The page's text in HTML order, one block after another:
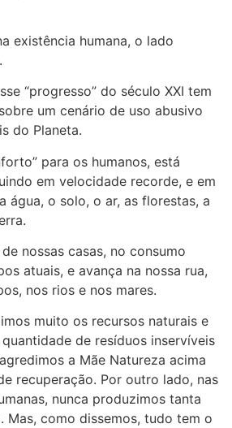
existência humana, o lado
“progresso” do século XXI tem
um cenário de uso abusivo
do Planeta.
para os humanos, está
em velocidade recorde, e em
água, o solo, o ar, as florestas, a
nossas casas, no consumo
atuais, e avança na nossa rua,
nos rios e nos mares.
muito os recursos naturais e
de resíduos inservíveis
a Mãe Natureza acima
recuperação. Por outro lado, nas
nunca produzimos tanta
Mas, como dissemos, tudo tem o